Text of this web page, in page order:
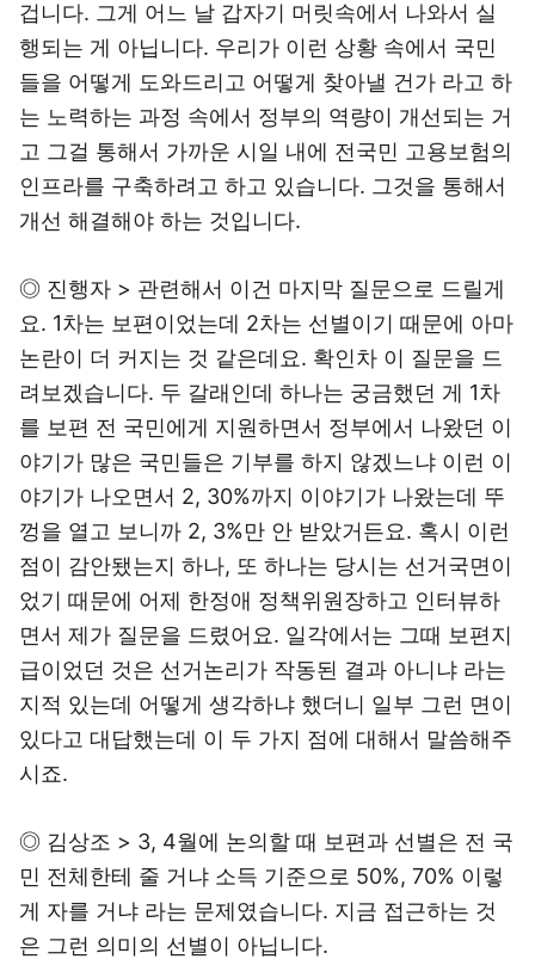
겁니다. 그게 어느 날 갑자기 머릿속에서 나와서 실
행되는 게 아닙니다. 우리가 이런 상황 속에서 국민
들을 어떻게 도와드리고 어떻게 찾아낼 건가 라고 하
는 노력하는 과정 속에서 정부의 역량이 개선되는 거
고 그걸 통해서 가까운 시일 내에 전국민 고용보험의
인프라를 구축하려고 하고 있습니다. 그것을 통해서
개선 해결해야 하는 것입니다.
◎ 진행자 > 관련해서 이건 마지막 질문으로 드릴게
요. 1차는 보편이었는데 2차는 선별이기 때문에 아마
논란이 더 커지는 것 같은데요. 확인차 이 질문을 드
려보겠습니다. 두 갈래인데 하나는 궁금했던 게 1차
를 보편 전 국민에게 지원하면서 정부에서 나왔던 이
야기가 많은 국민들은 기부를 하지 않겠느냐 이런 이
야기가 나오면서 2, 30%까지 이야기가 나왔는데 뚜
껑을 열고 보니까 2, 3%만 안 받았거든요. 혹시 이런
점이 감안됐는지 하나, 또 하나는 당시는 선거국면이
었기 때문에 어제 한정애 정책위원장하고 인터뷰하
면서 제가 질문을 드렸어요. 일각에서는 그때 보편지
급이었던 것은 선거논리가 작동된 결과 아니냐 라는
지적 있는데 어떻게 생각하냐 했더니 일부 그런 면이
있다고 대답했는데 이 두 가지 점에 대해서 말씀해주
시죠.
◎ 김상조 > 3, 4월에 논의할 때 보편과 선별은 전 국
민 전체한테 줄 거냐 소득 기준으로 50%, 70% 이렇
게 자를 거냐 라는 문제였습니다. 지금 접근하는 것
은 그런 의미의 선별이 아닙니다.